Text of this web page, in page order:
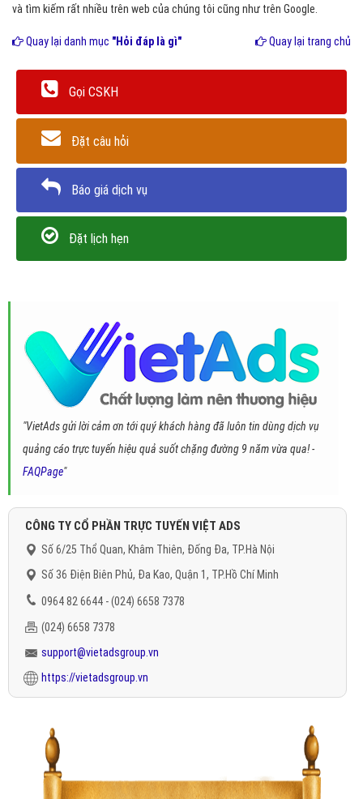
và tìm kiếm rất nhiều trên web của chúng tôi cũng như trên Google.
Quay lại danh mục "Hỏi đáp là gì" Quay lại trang chủ
Gọi CSKH
Đặt câu hỏi
Báo giá dịch vụ
Đặt lịch hẹn
"VietAds gửi lời cảm ơn tới quý khách hàng đã luôn tin dùng dịch vụ
quảng cáo trực tuyến hiệu quả suốt chặng đường 9 năm vừa qua! -
FAQPage"
CÔNG TY CỔ PHẦN TRỰC TUYẾN VIỆT ADS
Số 6/25 Thổ Quan, Khâm Thiên, Đống Đa, TP.Hà Nội
Số 36 Điện Biên Phủ, Đa Kao, Quận 1, TP.Hồ Chí Minh
0964 82 6644 - (024) 6658 7378
(024) 6658 7378
support@vietadsgroup.vn
https://vietadsgroup.vn